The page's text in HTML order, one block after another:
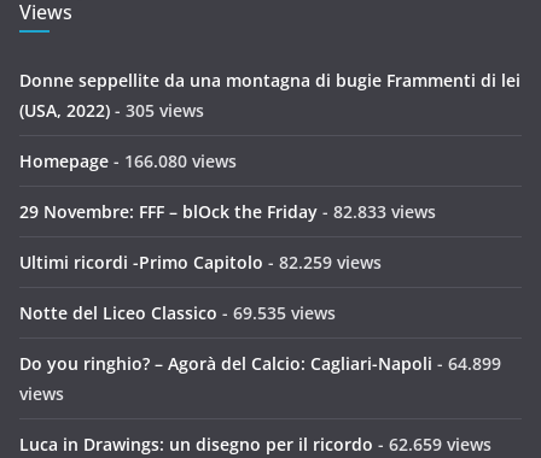
Views
Donne seppellite da una montagna di bugie Frammenti di lei
(USA, 2022) - 305 views
Homepage - 166.080 views
29 Novembre: FFF – blOck the Friday - 82.833 views
Ultimi ricordi -Primo Capitolo - 82.259 views
Notte del Liceo Classico - 69.535 views
Do you ringhio? – Agorà del Calcio: Cagliari-Napoli - 64.899
views
Luca in Drawings: un disegno per il ricordo - 62.659 views